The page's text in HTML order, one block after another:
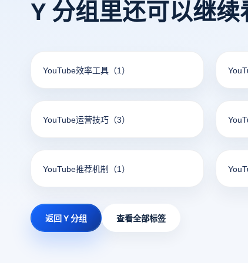
Y 分组里还可以继
YouTube效率工具 （1）
YouTube运营技巧 （3）
YouTube推荐机制 （1）
返回 Y 分组 查看全部标签